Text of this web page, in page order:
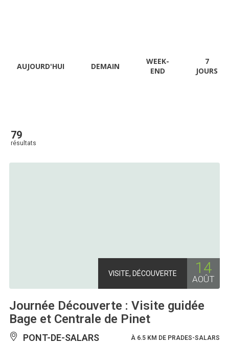
AUJOURD'HUI DEMAIN
WEEK-
END
7
JOURS
79
résultats
VISITE, DÉCOUVERTE 14
AOÛT
Journée Découverte : Visite guidée
Bage et Centrale de Pinet
PONT-DE-SALARS À 6.5 KM DE PRADES-SALARS